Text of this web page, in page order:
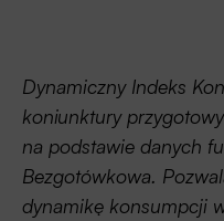
Dynamiczny Indeks
koniunktury
na podstawie danych
Bezgotówkowa.
dynamikę konsumpcji